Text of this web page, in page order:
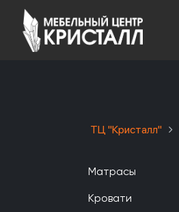
ТЦ "Кристалл"
Матрасы
Кровати